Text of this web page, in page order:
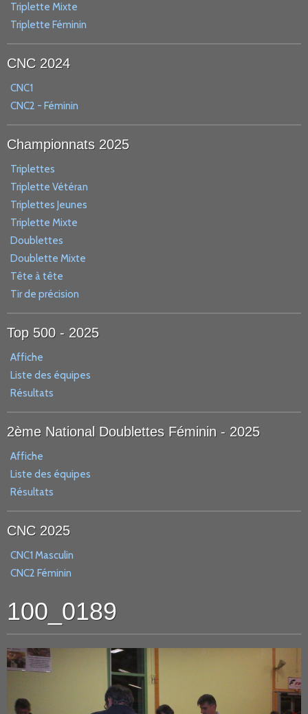
Triplette Mixte
Triplette Féminin
CNC 2024
CNC1
CNC2 - Féminin
Championnats 2025
Triplettes
Triplette Vétéran
Triplettes Jeunes
Triplette Mixte
Doublettes
Doublette Mixte
Tête à tête
Tir de précision
Top 500 - 2025
Affiche
Liste des équipes
Résultats
2ème National Doublettes Féminin - 2025
Affiche
Liste des équipes
Résultats
CNC 2025
CNC1 Masculin
CNC2 Féminin
100_0189